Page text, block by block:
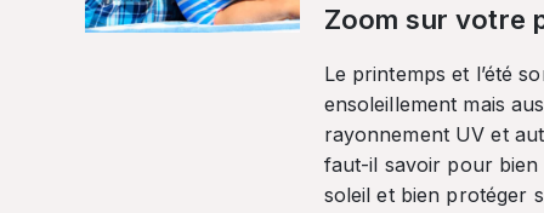
Zoom sur votre
Le printemps et l’été
ensoleillement mais
rayonnement UV et
faut-il savoir pour bien
soleil et bien protéger